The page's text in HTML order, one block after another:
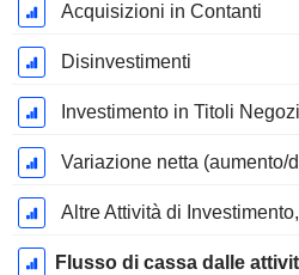
Acquisizioni in Contanti
Disinvestimenti
Investimento in Titoli
Altre Attività di
Flusso di cassa dalle